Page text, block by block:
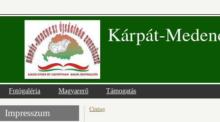
Kárpát-
Fotógaléria Magyarerő Támogatás
Impresszum Jelenlegi hely
Címlap